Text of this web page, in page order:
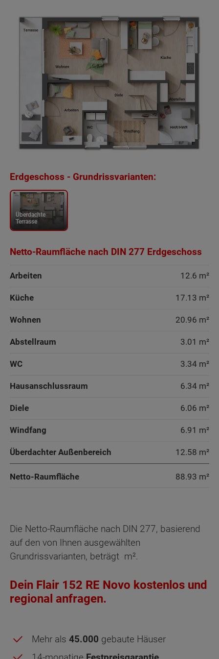
Erdgeschoss - Grundrissvarianten:
Überdachte
Terrasse
Netto-Raumfläche nach DIN 277 Erdgeschoss
Arbeiten 12.6 m²
Küche 17.13 m²
Wohnen 20.96 m²
Abstellraum 3.01 m²
WC 3.34 m²
Hausanschlussraum 6.34 m²
Diele 6.06 m²
Windfang 6.91 m²
Überdachter Außenbereich 12.58 m²
Netto-Raumfläche 88.93 m²
Die Netto-Raumfläche nach DIN 277, basierend
auf den von Ihnen ausgewählten
Grundrissvarianten, beträgt m².
Dein Flair 152 RE Novo kostenlos und
regional anfragen.
Mehr als 45.000 gebaute Häuser